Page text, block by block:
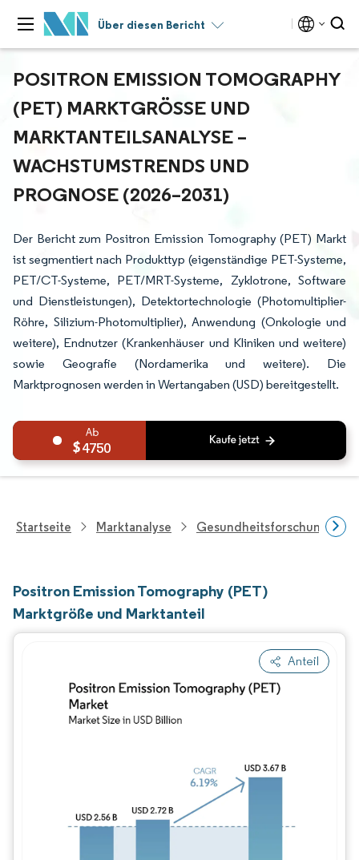
Über diesen Bericht
POSITRON EMISSION TOMOGRAPHY
(PET) MARKTGRÖSSE UND M
ARKTANTEILSANALYSE – W
ACHSTUMSTRENDS UND P
ROGNOSE (2026–2031)
Der Bericht zum Positron Emission Tomography (PET) Markt
ist segmentiert nach Produkttyp (eigenständige PET-Systeme,
PET/CT-Systeme, PET/MRT-Systeme, Zyklotrone, Software
und Dienstleistungen), Detektortechnologie (Photomultiplier-
Röhre, Silizium-Photomultiplier), Anwendung (Onkologie und
weitere), Endnutzer (Krankenhäuser und Kliniken und weitere)
sowie Geografie (Nordamerika und weitere). Die
Marktprognosen werden in Wertangaben (USD) bereitgestellt.
4750
Startseite Marktanalyse Gesundheitsforschung
Positron Emission Tomography (PET)
Marktgröße und Marktanteil
Anteil